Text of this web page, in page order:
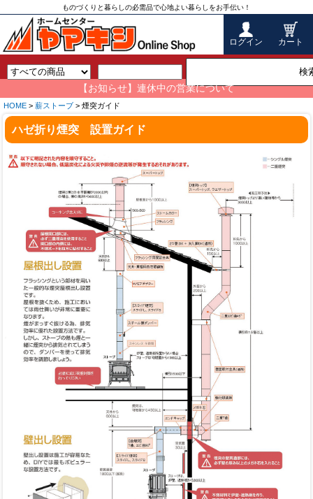
ものづくりと暮らしの必需品で心地よい暮らしをお手伝い！
ログイン カート
検
【お知らせ】連休中の営業について
HOME > 薪ストーブ > 煙突ガイド
ハゼ折り煙突 設置ガイド